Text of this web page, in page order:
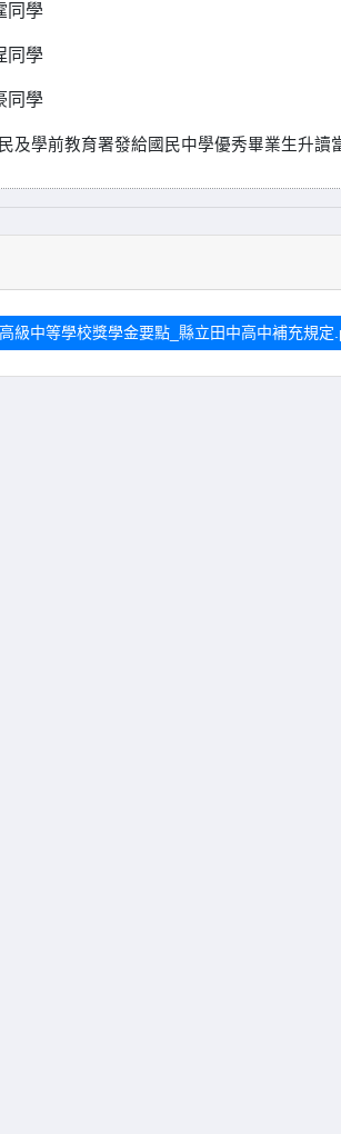
同學
同學
同學
民及學前教育署發給國民中學優秀畢業生升
級中等學校獎學金要點_縣立田中高中補充規定